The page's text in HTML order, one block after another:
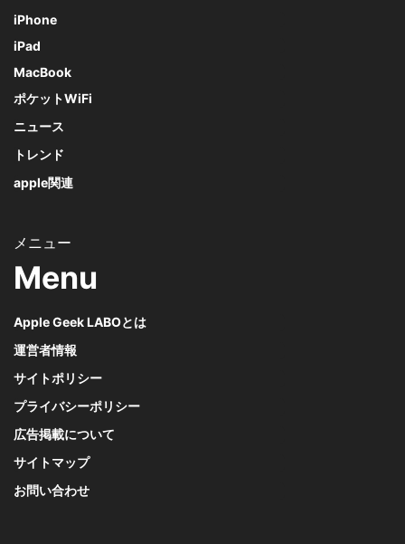
iPhone
iPad
MacBook
ポケットWiFi
ニュース
トレンド
apple関連
Menu
Apple Geek LABOとは
運営者情報
サイトポリシー
プライバシーポリシー
広告掲載について
サイトマップ
お問い合わせ